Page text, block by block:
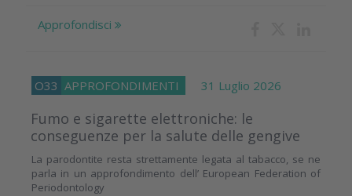
Approfondisci
O33 APPROFONDIMENTI 31 Luglio 2026
Fumo e sigarette elettroniche: le
conseguenze per la salute delle gengive
La parodontite resta strettamente legata al tabacco, se ne
parla in un approfondimento dell’ European Federation of
Periodontology